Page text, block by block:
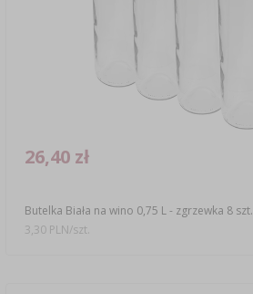
Butelka Biała na wino 0,75 L - zgrzewka 8 szt.
26,40 zł
3,30 PLN/szt.